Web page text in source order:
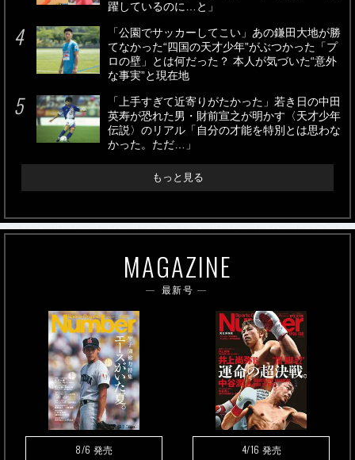
躍しているのに…と」
「公園でサッカーしてこい」あの鎌田大地が勝
てなかった“四国の天才少年”がぶつかった「プ
ロの壁」とは何だった？ 本人が気づいた“意外
な事実”と現在地
「上手すぎて近寄りがたかった」若き日の中田
英寿が恐れた男・財前宣之が明かす〈天才少年
伝説〉のリアル「自分の才能を特別とは思わな
かった。ただ…」
もっと見る
MAGAZINE
最新号
8/6 発売 4/16 発売